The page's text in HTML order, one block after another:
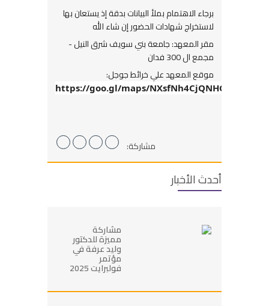
برجاء الاهتمام بملأ البيانات بدقة إذ يستعان بها
لاستخراج شهادات الحضور إن شاء الله
مقر المعهد: جامعة بني سويف شرق النيل -
مجمع ال 300 فدان
موقع المعهد علي خرائط جوجل:
https://goo.gl/maps/NXsfNh4CjQNHCTbWA
مشاركة:
أحدث الأخبار
مشاركة
مميزة للدكتور
وليد عرفة في
مؤتمر
فولبرايت 2025